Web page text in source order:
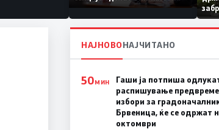
Коридор 8, Македонија
станува раскрсница на
Балканот
НАЈНОВОНАЈЧИТАНО
50МИН
Гаши ја потпиша
распишување
избори за
Брвеница, ќе се одржат
октомври